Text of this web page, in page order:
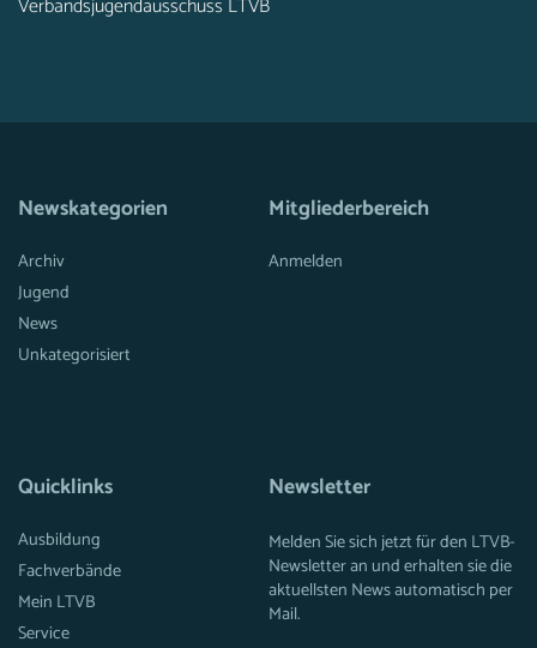
Verbandsjugendausschuss LTVB
Newskategorien
Archiv
Jugend
News
Unkategorisiert
Mitgliederbereich
Anmelden
Quicklinks
Ausbildung
Fachverbände
Mein LTVB
Service
Newsletter
Melden Sie sich jetzt für den LTVB-
Newsletter an und erhalten sie die
aktuellsten News automatisch per
Mail.